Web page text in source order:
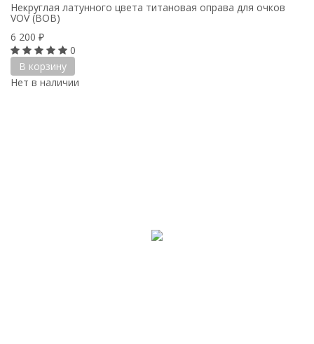
Некруглая латунного цвета титановая оправа для очков
VOV (ВОВ)
6 200 ₽
0
В корзину
Нет в наличии